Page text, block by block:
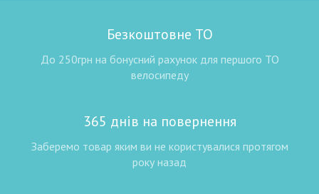
Безкоштовне ТО
До 250грн на бонусний рахунок для першого ТО
велосипеду
365 днів на повернення
Заберемо товар яким ви не користувалися протягом
року назад